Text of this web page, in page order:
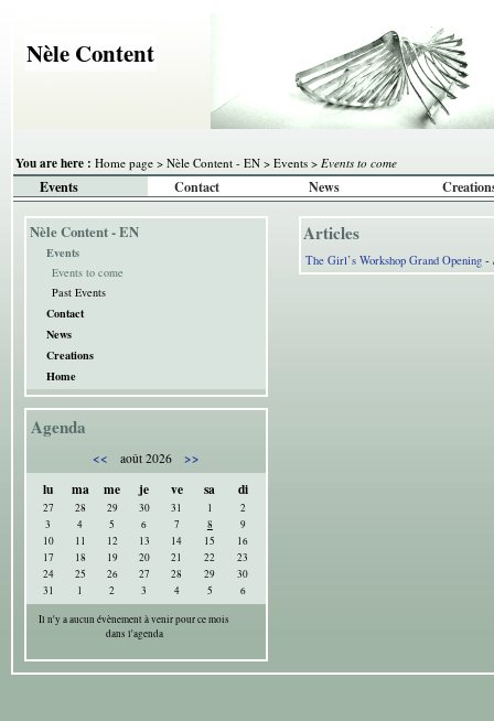
Nèle Content
You are here : Home page > Nèle Content - EN > Events > Events to come
Events Contact News
Nèle Content - EN
Events
Events to come
Past Events
Contact
News
Creations
Home
Agenda
<< août 2026
>>
lu
ma me je ve sa di
27 28 29 30 31 1
2
3
4 5 6 7 8
9
10
11 12 13 14 15
16
17
18 19 20 21 22
23
24
25 26 27 28 29
30
31
1 2 3 4 5
6
Il n'y a aucun évènement à venir pour ce mois
dans l'agenda
Articles
The Girl’s Workshop Grand Opening-